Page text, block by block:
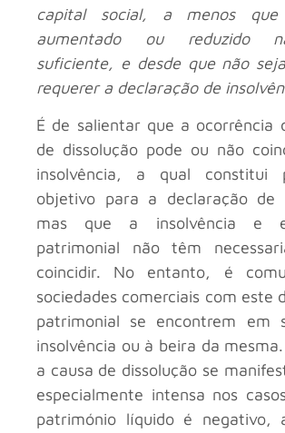
capital social, a menos
aumentado ou reduzido
suficiente, e desde que não
requerer a declaração de
É de salientar que a ocorrência
de dissolução pode ou não
insolvência, a qual constitui
objetivo para a declaração de
mas que a insolvência e
patrimonial não têm
coincidir. No entanto, é
sociedades comerciais com este
patrimonial se encontrem em
insolvência ou à beira da
a causa de dissolução se
especialmente intensa nos
património líquido é negativo,